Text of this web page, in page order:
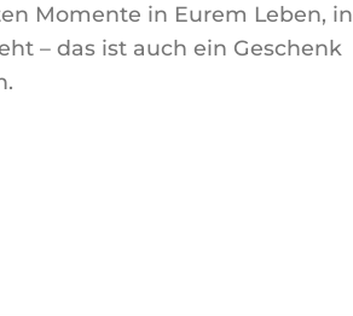
Momente in Eurem Leben, in
– das ist auch ein Geschenk